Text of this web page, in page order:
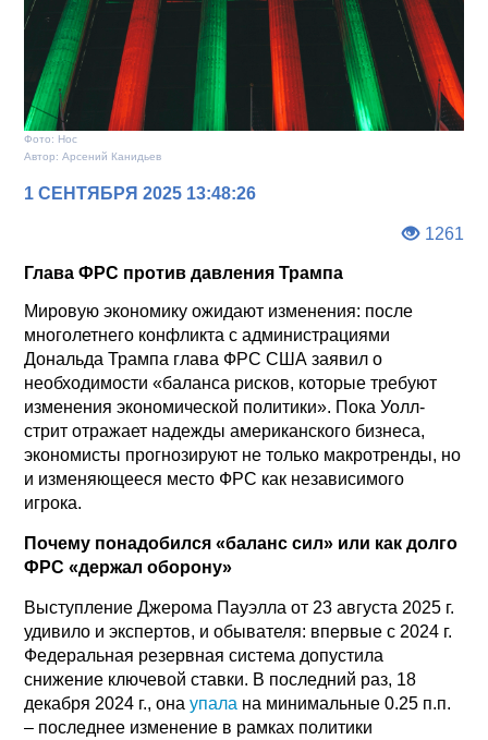
Фото: Нос
Автор: Арсений Канидьев
1 СЕНТЯБРЯ 2025 13:48:26
1261
Глава ФРС против давления Трампа
Мировую экономику ожидают изменения: после
многолетнего конфликта с администрациями
Дональда Трампа глава ФРС США заявил о
необходимости «баланса рисков, которые требуют
изменения экономической политики». Пока Уолл-
стрит отражает надежды американского бизнеса,
экономисты прогнозируют не только макротренды, но
и изменяющееся место ФРС как независимого
игрока.
Почему понадобился «баланс сил» или как долго
ФРС «держал оборону»
Выступление Джерома Пауэлла от 23 августа 2025 г.
удивило и экспертов, и обывателя: впервые с 2024 г.
Федеральная резервная система допустила
снижение ключевой ставки. В последний раз, 18
декабря 2024 г., онаупала на минимальные 0.25 п.п.
– последнее изменение в рамках политики